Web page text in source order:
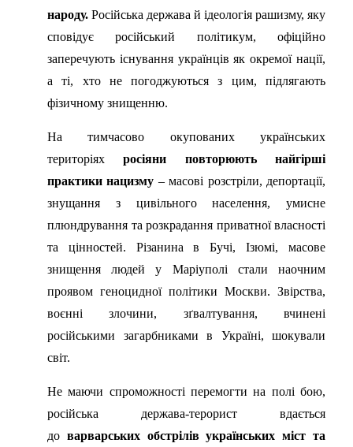
народу. Російська держава й ідеологія рашизму, яку
сповідує російський політикум, офіційно
заперечують існування українців як окремої нації,
а ті, хто не погоджуються з цим, підлягають
фізичному знищенню.
На тимчасово окупованих українських
територіяхросіяни повторюють найгірші
практики нацизму – масові розстріли, депортації,
знущання з цивільного населення, умисне
плюндрування та розкрадання приватної власності
та цінностей. Різанина в Бучі, Ізюмі, масове
знищення людей у Маріуполі стали наочним
проявом геноцидної політики Москви. Звірства,
воєнні злочини, зґвалтування, вчинені
російськими загарбниками в Україні, шокували
світ.
Не маючи спроможності перемогти на полі бою,
російська держава-терорист вдається
до варварських обстрілів українських міст та